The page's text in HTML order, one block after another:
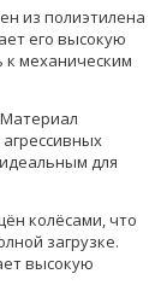
из полиэтилена
его высокую
к механическим
для
колёсами, что
загрузке.
высокую